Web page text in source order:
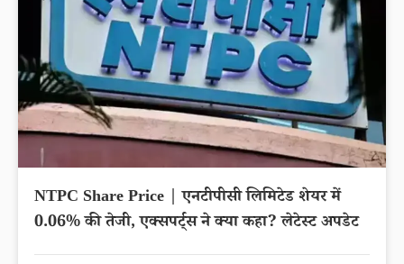
NTPC Share Price | एनटीपीसी लिमिटेड शेयर में
0.06% की तेजी, एक्सपर्ट्स ने क्या कहा? लेटेस्ट अपडेट